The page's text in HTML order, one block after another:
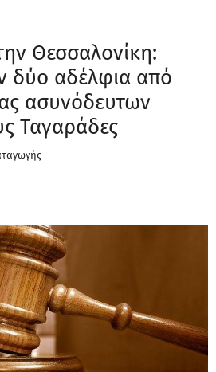
Θεσσαλονίκη:
δύο αδέλφια από
ασυνόδευτων
Ταγαράδες